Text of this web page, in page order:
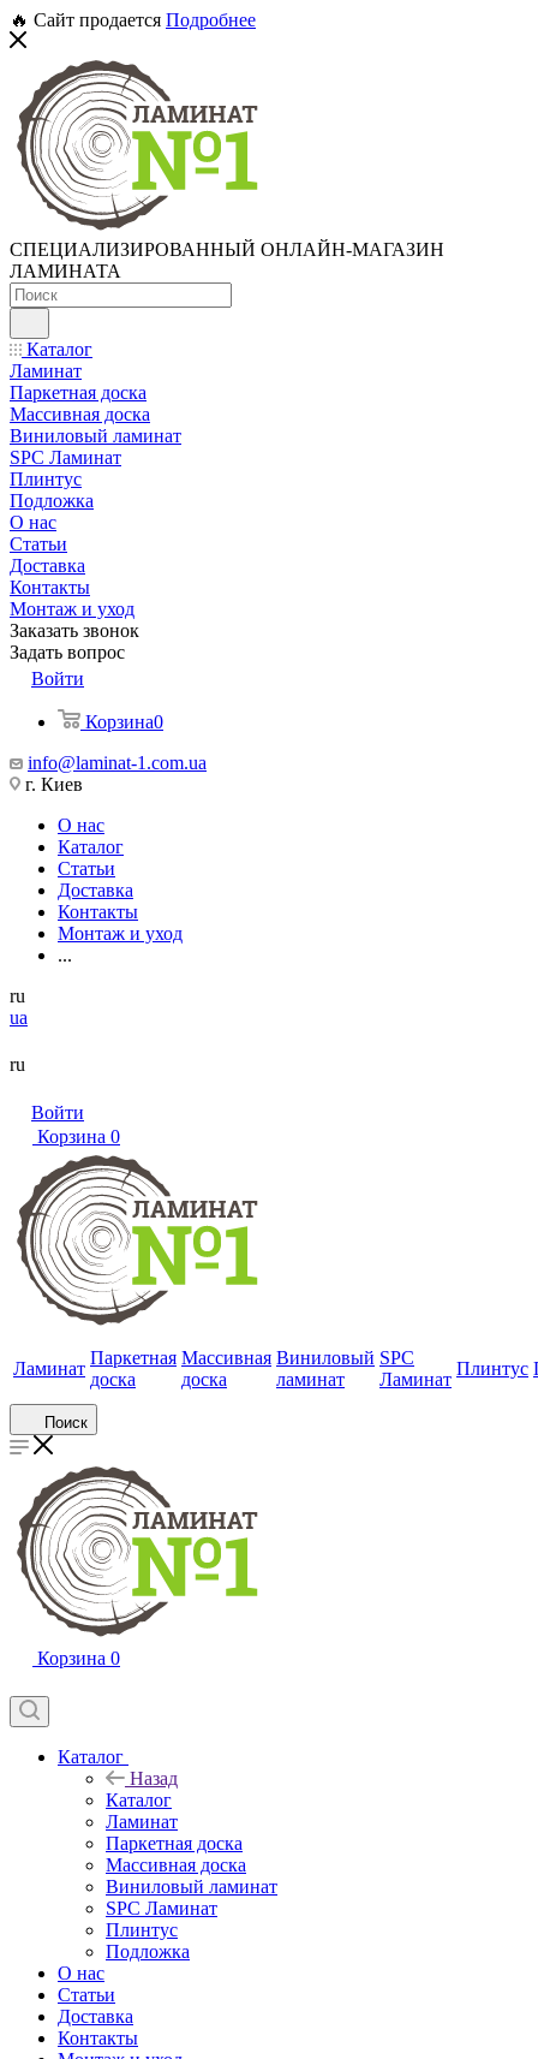
🔥 Сайт продается Подробнее
СПЕЦИАЛИЗИРОВАННЫЙ ОНЛАЙН-МАГАЗИН
ЛАМИНАТА
Каталог
Ламинат
Паркетная доска
Массивная доска
Виниловый ламинат
SPC Ламинат
Плинтус
Подложка
О нас
Статьи
Доставка
Контакты
Монтаж и уход
Заказать звонок
Задать вопрос
Войти
Корзина0
info@laminat-1.com.ua
г. Киев
О нас
Каталог
Статьи
Доставка
Контакты
Монтаж и уход
...
ru
ua
ru
Войти
Корзина 0
Ламинат
Паркетная
доска
Массивная
доска
Виниловый
ламинат
SPC
Ламинат
Плинтус
Поиск
Корзина 0
Каталог
Назад
Каталог
Ламинат
Паркетная доска
Массивная доска
Виниловый ламинат
SPC Ламинат
Плинтус
Подложка
О нас
Статьи
Доставка
Контакты